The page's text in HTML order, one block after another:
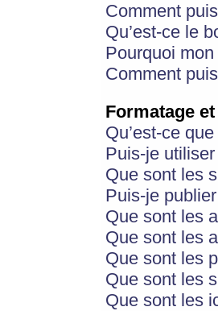
Comment
Qu’est-ce le
Pourquoi
Comment
Formatage
Qu’est-ce
Puis-je
Que sont les
Puis-je
Que sont les
Que sont les
Que sont les
Que sont les
Que sont les